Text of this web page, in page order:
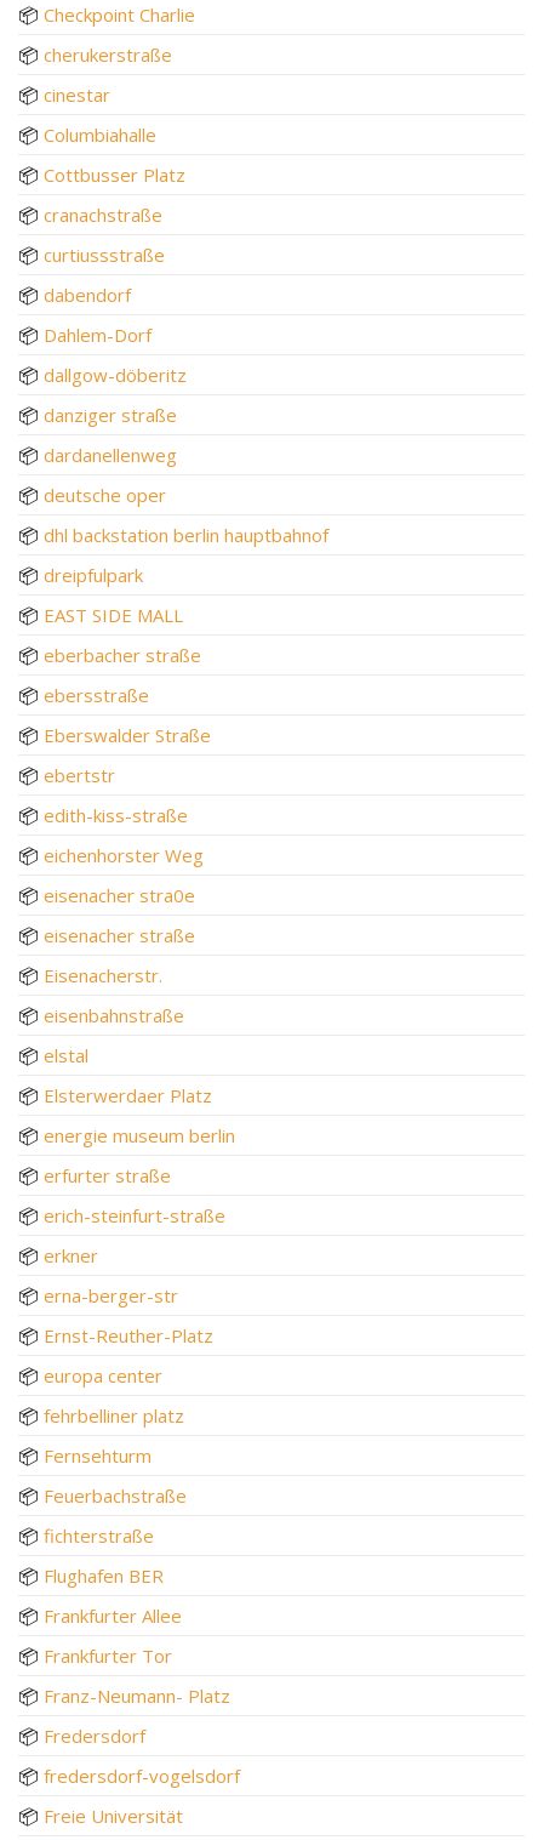
📦 Checkpoint Charlie
📦 cherukerstraße
📦 cinestar
📦 Columbiahalle
📦 Cottbusser Platz
📦 cranachstraße
📦 curtiussstraße
📦 dabendorf
📦 Dahlem-Dorf
📦 dallgow-döberitz
📦 danziger straße
📦 dardanellenweg
📦 deutsche oper
📦 dhl backstation berlin hauptbahnof
📦 dreipfulpark
📦 EAST SIDE MALL
📦 eberbacher straße
📦 ebersstraße
📦 Eberswalder Straße
📦 ebertstr
📦 edith-kiss-straße
📦 eichenhorster Weg
📦 eisenacher stra0e
📦 eisenacher straße
📦 Eisenacherstr.
📦 eisenbahnstraße
📦 elstal
📦 Elsterwerdaer Platz
📦 energie museum berlin
📦 erfurter straße
📦 erich-steinfurt-straße
📦 erkner
📦 erna-berger-str
📦 Ernst-Reuther-Platz
📦 europa center
📦 fehrbelliner platz
📦 Fernsehturm
📦 Feuerbachstraße
📦 fichterstraße
📦 Flughafen BER
📦 Frankfurter Allee
📦 Frankfurter Tor
📦 Franz-Neumann- Platz
📦 Fredersdorf
📦 fredersdorf-vogelsdorf
📦 Freie Universität